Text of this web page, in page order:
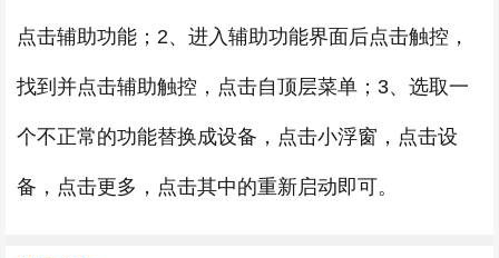
点击辅助功能；2、进入辅助功能界面后点击触控，
找到并点击辅助触控，点击自顶层菜单；3、选取一
个不正常的功能替换成设备，点击小浮窗，点击设
备，点击更多，点击其中的重新启动即可。